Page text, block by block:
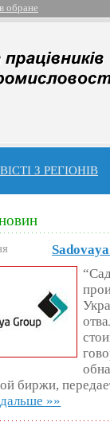
обране
ВІСТІ З РЕГІОНІВ
биржи,
»»